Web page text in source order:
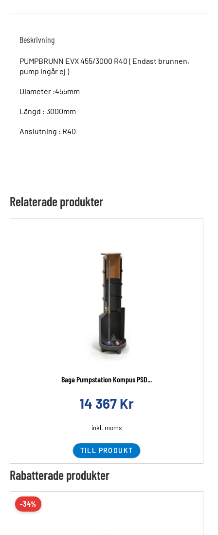
Beskrivning
PUMPBRUNN EVX 455/3000 R40 ( Endast brunnen,
pump ingår ej )
Diameter :455mm
Längd : 3000mm
Anslutning : R40
Relaterade produkter
Baga Pumpstation Kompus PSD...
14 367 Kr
inkl. moms
TILL PRODUKT
Rabatterade produkter
-34%